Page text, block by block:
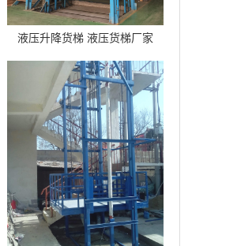
液压升降货梯 液压货梯厂家